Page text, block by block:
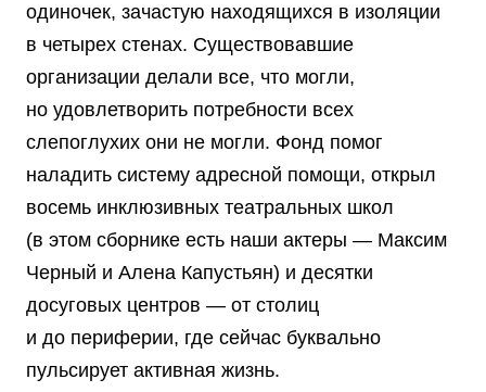
одиночек, зачастую находящихся в изоляции
в четырех стенах. Существовавшие
организации делали все, что могли,
но удовлетворить потребности всех
слепоглухих они не могли. Фонд помог
наладить систему адресной помощи, открыл
восемь инклюзивных театральных школ
(в этом сборнике есть наши актеры — Максим
Черный и Алена Капустьян) и десятки
досуговых центров — от столиц
и до периферии, где сейчас буквально
пульсирует активная жизнь.